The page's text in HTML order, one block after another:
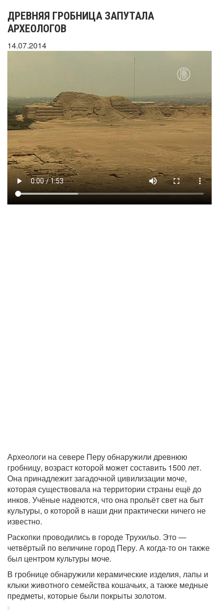
ДРЕВНЯЯ ГРОБНИЦА ЗАПУТАЛА
АРХЕОЛОГОВ
14.07.2014
Археологи на севере Перу обнаружили древнюю
гробницу, возраст которой может составить 1500 лет.
Она принадлежит загадочной цивилизации моче,
которая существовала на территории страны ещё до
инков. Учёные надеются, что она прольёт свет на быт
культуры, о которой в наши дни практически ничего не
известно.
Раскопки проводились в городе Трухильо. Это —
четвёртый по величине город Перу. А когда-то он также
был центром культуры моче.
В гробнице обнаружили керамические изделия, лапы и
клыки животного семейства кошачьих, а также медные
предметы, которые были покрыты золотом.